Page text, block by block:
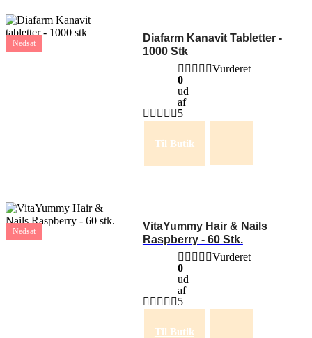
Nedsat
Diafarm Kanavit Tabletter -
1000 Stk
Vurderet
0
ud
af
5
Til Butik
Nedsat
VitaYummy Hair & Nails
Raspberry - 60 Stk.
Vurderet
0
ud
af
5
Til Butik